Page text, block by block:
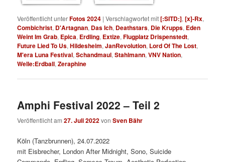
Veröffentlicht unterFotos 2024 |Verschlagwortet mit[:SITD:],[x]-Rx,
Combichrist, D'Artagnan, Das Ich, Deathstars, Die Krupps, Eden
Weint Im Grab, Epica, Erdling, Extize,Flugplatz Drispenstedt,
Future Lied To Us,Hildesheim,JanRevolution, Lord Of The Lost,
M'era Luna Festival,Schandmaul,Stahlmann,VNV Nation,
Welle:Erdball,Zeraphine
Amphi Festival 2022 – Teil 2
Veröffentlicht am27. Juli 2022vonSven Bähr
Köln (Tanzbrunnen), 24.07.2022
mit Eisbrecher, London After Midnight, Sono, Suicide